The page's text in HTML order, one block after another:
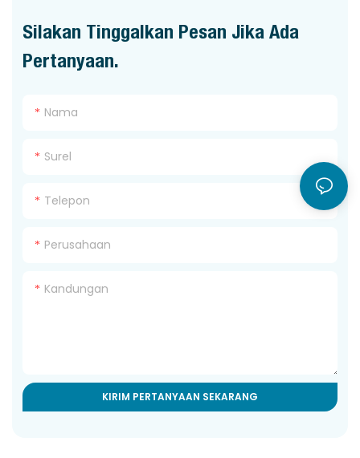
Silakan Tinggalkan Pesan Jika Ada
Pertanyaan.
Nama
Surel
Telepon
Perusahaan
Kandungan
KIRIM PERTANYAAN SEKARANG